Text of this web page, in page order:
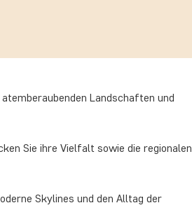
Landschaften und
Sie ihre Vielfalt sowie die regionalen
Skylines und den Alltag der